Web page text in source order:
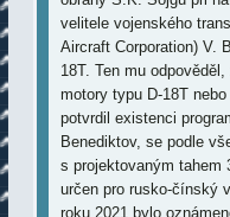
velitele vojenského
Aircraft Corporation) V.
18T. Ten mu
motory typu D-18T
potvrdil existenci
Benediktov, se podle
s projektovaným tahem
určen pro rusko-čínský
roku 2021 bylo